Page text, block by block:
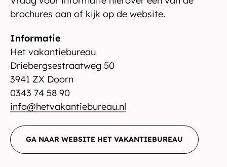
brochures aan of kijk op de website.
Informatie
Het vakantiebureau
Driebergsestraatweg 50
3941 ZX Doorn
0343 74 58 90
info@hetvakantiebureau.nl
GA NAAR WEBSITE HET VAKANTIEBUREAU